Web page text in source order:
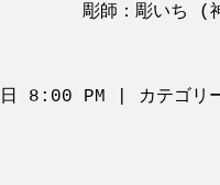
彫師：彫いち
8:00 PM | カテゴリ